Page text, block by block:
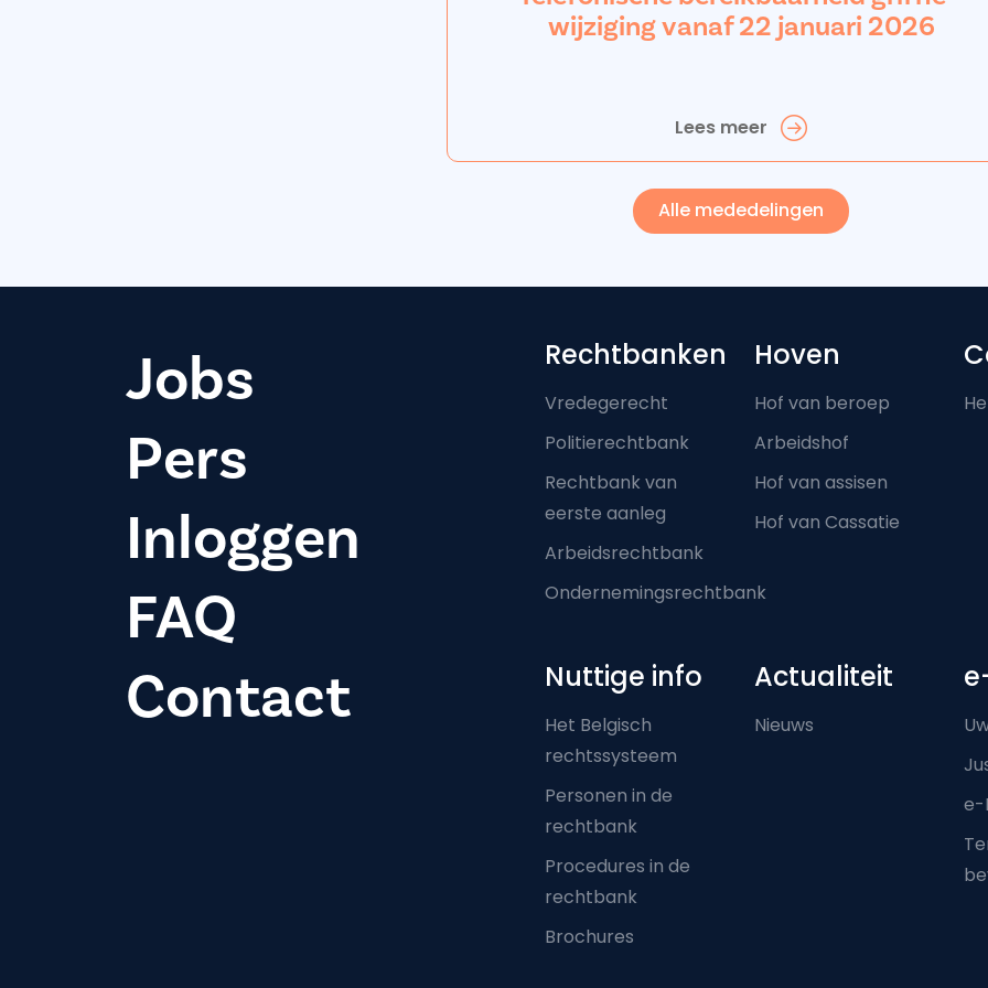
wijziging vanaf 22 januari 2026
Lees meer
Alle mededelingen
Jobs
Pers
Inloggen
FAQ
Contact
Footer-menu
Rechtbanken
Vredegerecht
Politierechtbank
Rechtbank van
eerste aanleg
Arbeidsrechtbank
Ondernemingsrechtbank
Hoven
Hof van beroep
Arbeidshof
Hof van assisen
Hof van Cassatie
Nuttige info
Het Belgisch
rechtssysteem
Personen in de
rechtbank
Procedures in de
rechtbank
Brochures
Actualiteit
Nieuws
e-